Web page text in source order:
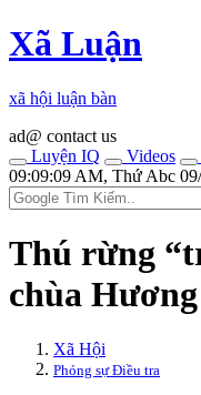
Xã Luận
xã hội luận bàn
ad@ contact us
Luyện IQ
Videos
09:09:09 AM, Thứ Abc
Thú rừng
chùa Hương
Xã Hội
Phóng sự Điều tra